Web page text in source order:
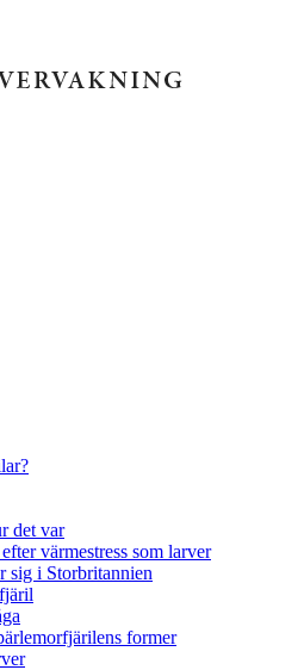
det var
värmestress som larver
sig i Storbritannien
former